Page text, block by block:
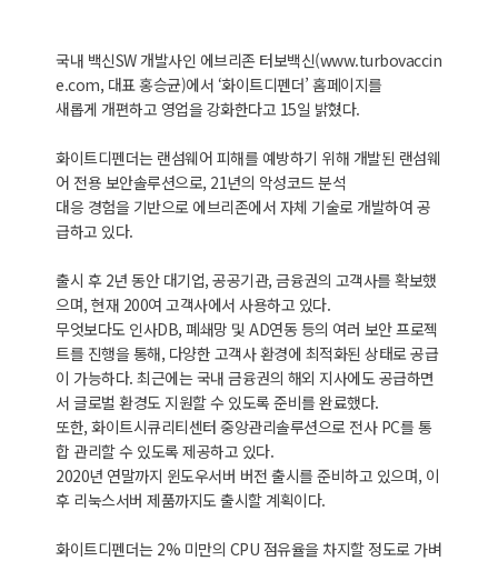
국내 백신SW 개발사인 에브리존 터보백신(www.turbovaccin
e.com, 대표 홍승균)에서 ‘화이트디펜더’ 홈페이지를
새롭게 개편하고 영업을 강화한다고 15일 밝혔다.
화이트디펜더는 랜섬웨어 피해를 예방하기 위해 개발된 랜섬웨
어 전용 보안솔루션으로, 21년의 악성코드 분석
대응 경험을 기반으로 에브리존에서 자체 기술로 개발하여 공
급하고 있다.
출시 후 2년 동안 대기업, 공공기관, 금융권의 고객사를 확보했
으며, 현재 200여 고객사에서 사용하고 있다.
무엇보다도 인사DB, 폐쇄망 및 AD연동 등의 여러 보안 프로젝
트를 진행을 통해, 다양한 고객사 환경에 최적화된 상태로 공급
이 가능하다. 최근에는 국내 금융권의 해외 지사에도 공급하면
서 글로벌 환경도 지원할 수 있도록 준비를 완료했다.
또한, 화이트시큐리티센터 중앙관리솔루션으로 전사 PC를 통
합 관리할 수 있도록 제공하고 있다.
2020년 연말까지 윈도우서버 버전 출시를 준비하고 있으며, 이
후 리눅스서버 제품까지도 출시할 계획이다.
화이트디펜더는 2% 미만의 CPU 점유율을 차지할 정도로 가벼